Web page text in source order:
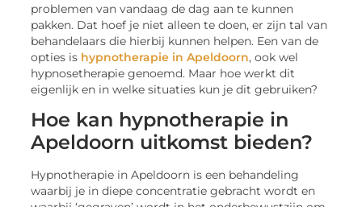
problemen van vandaag de dag aan te kunnen
pakken. Dat hoef je niet alleen te doen, er zijn tal van
behandelaars die hierbij kunnen helpen. Een van de
opties is hypnotherapie in Apeldoorn, ook wel
hypnosetherapie genoemd. Maar hoe werkt dit
eigenlijk en in welke situaties kun je dit gebruiken?
Hoe kan hypnotherapie in
Apeldoorn uitkomst bieden?
Hypnotherapie in Apeldoorn is een behandeling
waarbij je in diepe concentratie gebracht wordt en